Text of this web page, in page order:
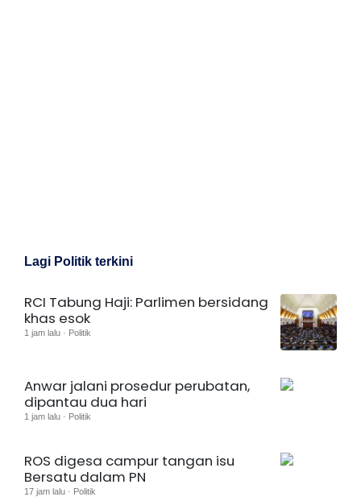
Lagi Politik terkini
RCI Tabung Haji: Parlimen bersidang
khas esok
1 jam lalu · Politik
Anwar jalani prosedur perubatan,
dipantau dua hari
1 jam lalu · Politik
ROS digesa campur tangan isu
Bersatu dalam PN
17 jam lalu · Politik